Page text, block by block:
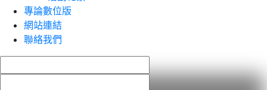
專論數位版
網站連結
聯絡我們